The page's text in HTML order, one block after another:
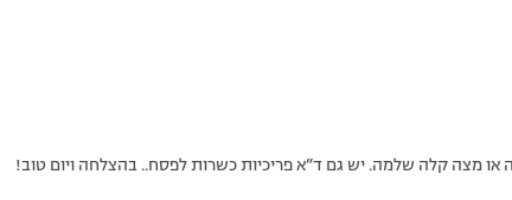
או מצה קלה שלמה. יש גם ד”א פריכיות כשרות לפסח.. בהצלחה ויום טוב!